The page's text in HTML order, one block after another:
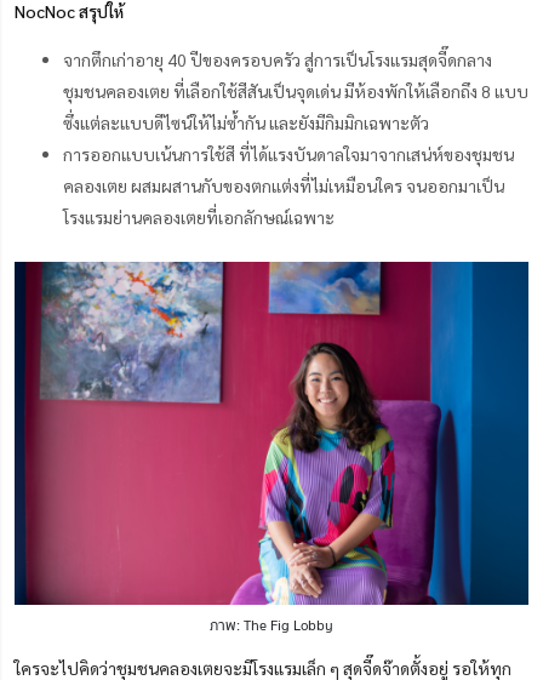
NocNoc สรุปให้
จากตึกเก่าอายุ 40 ปีของครอบครัว สู่การเป็นโรงแรมสุดจี๊ดกลาง
ชุมชนคลองเตย ที่เลือกใช้สีสันเป็นจุดเด่น มีห้องพักให้เลือกถึง 8 แบบ
ซึ่งแต่ละแบบดีไซน์ให้ไม่ซ้ำกัน และยังมีกิมมิกเฉพาะตัว
การออกแบบเน้นการใช้สี ที่ได้แรงบันดาลใจมาจากเสน่ห์ของชุมชน
คลองเตย ผสมผสานกับของตกแต่งที่ไม่เหมือนใคร จนออกมาเป็น
โรงแรมย่านคลองเตยที่เอกลักษณ์เฉพาะ
ภาพ: The Fig Lobby
ใครจะไปคิดว่าชุมชนคลองเตยจะมีโรงแรมเล็ก ๆ สุดจี๊ดจ๊าดตั้งอยู่ รอให้ทุก